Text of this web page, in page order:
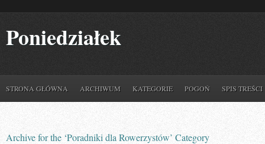
Poniedziałek
STRONA GŁÓWNA ARCHIWUM KATEGORIE POGOŃ SPIS TREŚCI
Archive for the ‘Poradniki dla Rowerzystów’ Category